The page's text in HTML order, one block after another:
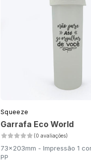
Squeeze
Garrafa Eco World
(0 avaliações)
73x203mm - Impressão 1
PP